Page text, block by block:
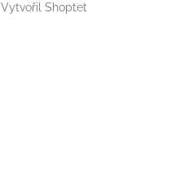
Vytvořil Shoptet